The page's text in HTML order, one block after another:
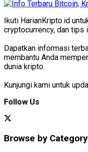
Ikuti HarianKripto.id
cryptocurrency, dan tips
Dapatkan informasi
membantu Anda
dunia kripto.
Kunjungi kami untuk
Follow Us
Browse by Category